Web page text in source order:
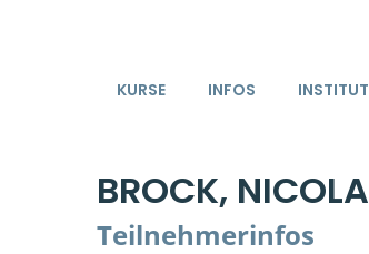
KURSE INFOS INSTITUT
BROCK, NICOLA
Teilnehmerinfos